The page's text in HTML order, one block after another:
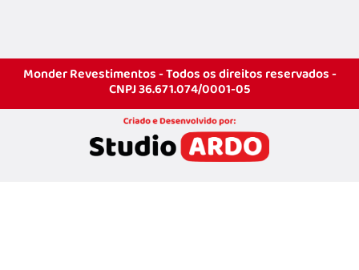
Monder Revestimentos - Todos os direitos reservados -
CNPJ 36.671.074/0001-05